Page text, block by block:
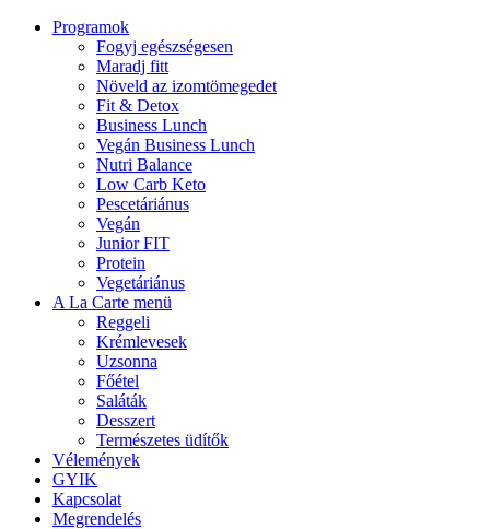
Programok
Fogyj egészségesen
Maradj fitt
Növeld az izomtömegedet
Fit & Detox
Business Lunch
Vegán Business Lunch
Nutri Balance
Low Carb Keto
Pescetáriánus
Vegán
Junior FIT
Protein
Vegetáriánus
A La Carte menü
Reggeli
Krémlevesek
Uzsonna
Főétel
Saláták
Desszert
Természetes üdítők
Vélemények
GYIK
Kapcsolat
Megrendelés